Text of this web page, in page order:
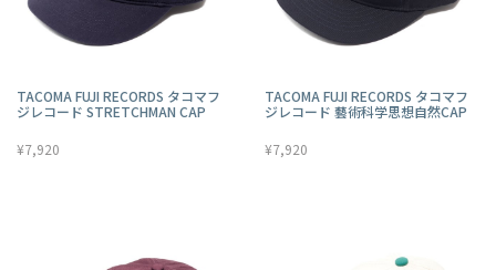
TACOMA FUJI RECORDS タコマフ
ジレコード STRETCHMAN CAP
¥7,920
TACOMA FUJI RECORDS タコマフ
ジレコード 藝術科学思想自然CAP
¥7,920